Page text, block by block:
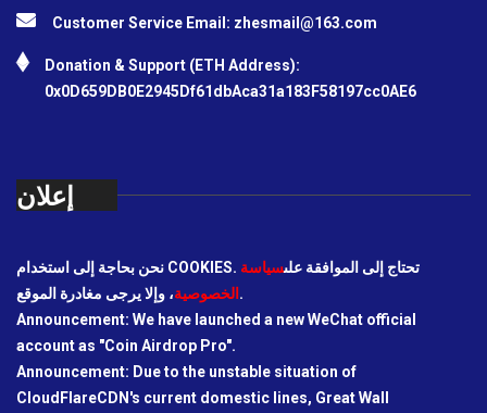
Customer Service Email: zhesmail@163.com
Donation & Support (ETH Address):
0x0D659DB0E2945Df61dbAca31a183F58197cc0AE6
إعلان
نحن بحاجة إلى استخدام COOKIES. تحتاج إلى الموافقة علىسياسة
الخصوصية ، وإلا يرجى مغادرة الموقع.
Announcement: We have launched a new WeChat official
account as "Coin Airdrop Pro".
Announcement: Due to the unstable situation of
CloudFlareCDN's current domestic lines, Great Wall